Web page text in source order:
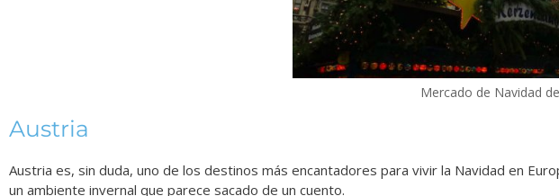
Mercado de Navidad
Austria
Austria es, sin duda, uno de los destinos más encantadores para vivir la Navidad en
un ambiente invernal que parece sacado de un cuento.